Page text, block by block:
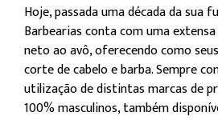
Hoje, passada uma década da sua
Barbearias conta com uma
neto ao avô, oferecendo como
corte de cabelo e barba. Sempre
utilização de distintas marcas de
100% masculinos, também